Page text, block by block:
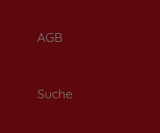
AGB
Suche